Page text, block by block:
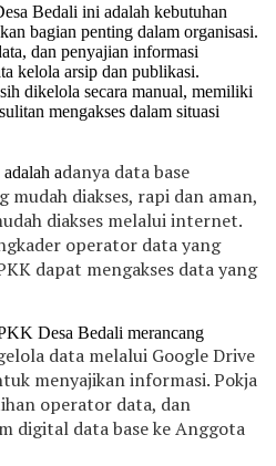
Bedali ini adalah kebutuhan
bagian penting dalam organisasi.
dan penyajian informasi
kelola arsip dan publikasi.
dikelola secara manual, memiliki
mengakses dalam situasi
adanya data base
diakses, rapi dan aman,
diakses melalui internet.
operator data yang
dapat mengakses data yang
Desa Bedali merancang
data melalui Google Drive
menyajikan informasi. Pokja
operator data, dan
digital data base ke Anggota